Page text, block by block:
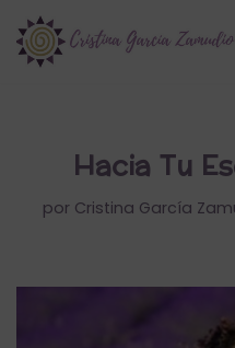
Saltar
Hacia Tu
por Cristina García